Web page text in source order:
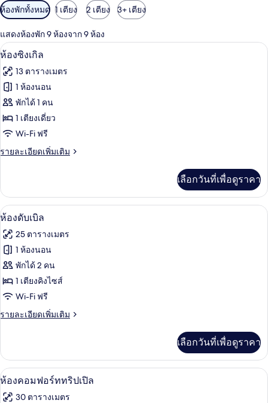
ตัว
กรอง
ที่
มี
ให้
สำหรับ
ห้อง
พัก
ห้องพักทั้งหมด 1 เตียง 2 เตียง 3+ เตียง
แสดงห้องพัก 9 ห้องจาก 9 ห้อง
เปิด
ภาพถ่าย
ทั้งหมด
ของ
ห้อง
ซิงเกิล
ห้องซิงเกิล | โต๊ะทำงาน, พื้นที่ทำงานแ
6
ห้องซิงเกิล
13 ตารางเมตร
1 ห้องนอน
พักได้ 1 คน
1 เตียงเดี่ยว
Wi-Fi ฟรี
รายละเอียดเพิ่มเติม
ราย
เกี่ยว
กับ
ห้อง
เลือกวันที่เพื่อดูราคา
เปิด
ภาพถ่าย
ทั้งหมด
ของ
ห้อง
ดับเบิล
ห้องดับเบิล | โต๊ะทำงาน, พื้นที่ทำงานแ
5
ห้องดับเบิล
25 ตารางเมตร
1 ห้องนอน
พักได้ 2 คน
1 เตียงคิงไซส์
Wi-Fi ฟรี
รายละเอียดเพิ่มเติม
ราย
เกี่ยว
กับ
ห้อง
เลือกวันที่เพื่อดูราคา
เปิด
ภาพถ่าย
ห้องคอมฟอร์ททริปเปิล | โต๊ะทำงาน,
7
ห้องคอมฟอร์ททริปเปิล
30 ตารางเมตร